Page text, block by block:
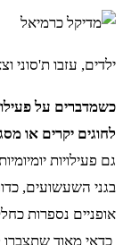
ילדים, עזבו ת'סוני
כשמדברים על
לחוגים יקרים או
גם פעילויות
בגני השעשועים,
אופניים נספרות
כדאי מאוד שתצברו לפחות 60 דקות של